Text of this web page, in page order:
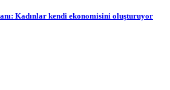
Kadınlar kendi ekonomisini oluşturuyor